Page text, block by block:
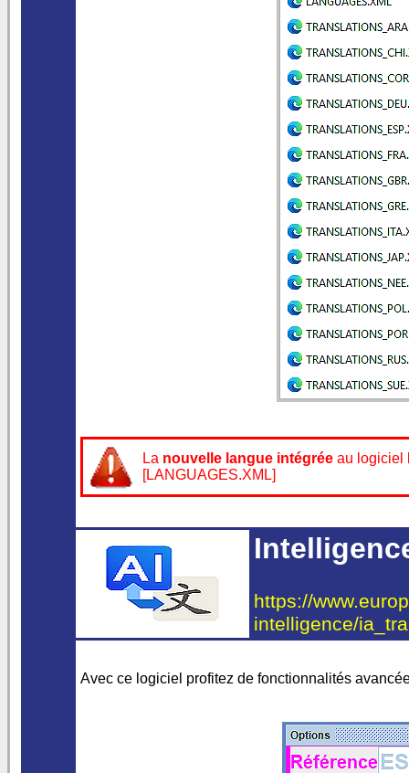
La nouvelle langue intégrée au logiciel
[LANGUAGES.XML]
https://
intelligence/
Avec ce logiciel profitez de fonctionnalités